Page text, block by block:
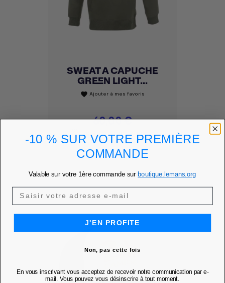
SWEAT A CAPUCHE
GREEN LIGHT...
favorite Ajouter à mes favoris
Prix
60,00 €
PRIX MEMBRE 51,00 €
DÉCOUVRIR
-10 % SUR VOTRE PREMIÈRE
COMMANDE
Valable sur votre 1ère commande sur boutique.lemans.org
J'EN PROFITE
Non, pas cette fois
En vous inscrivant vous acceptez de recevoir notre communication par e-
mail. Vous pouvez vous désinscrire à tout moment.